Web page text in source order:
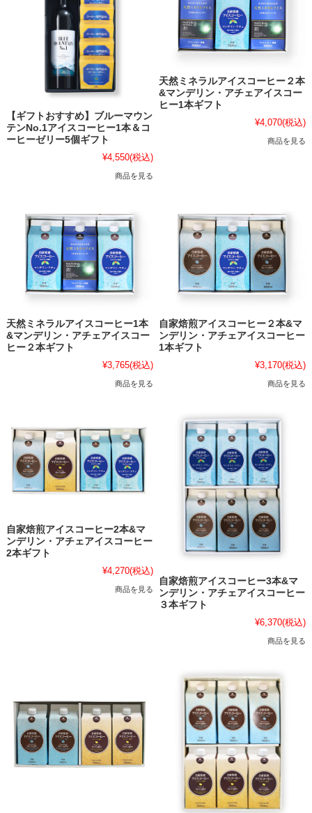
【ギフトおすすめ】ブルーマウン
テンNo.1アイスコーヒー1本＆コ
ーヒーゼリー5個ギフト
¥4,550(税込)
商品を見る
天然ミネラルアイスコーヒー２本
&マンデリン・アチェアイスコー
ヒー1本ギフト
¥4,070(税込)
商品を見る
天然ミネラルアイスコーヒー1本
&マンデリン・アチェアイスコー
ヒー２本ギフト
¥3,765(税込)
商品を見る
自家焙煎アイスコーヒー２本&マ
ンデリン・アチェアイスコーヒー
1本ギフト
¥3,170(税込)
商品を見る
自家焙煎アイスコーヒー2本&マ
ンデリン・アチェアイスコーヒー
2本ギフト
¥4,270(税込)
商品を見る
自家焙煎アイスコーヒー3本&マ
ンデリン・アチェアイスコーヒー
３本ギフト
¥6,370(税込)
商品を見る